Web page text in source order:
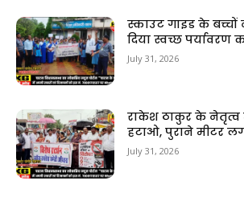
स्काउट गाइड के
दिया स्वच्छ पर्यावरण
July 31, 2026
राकेश ठाकुर के नेतृत्व
हटाओ, पुराने मीटर
July 31, 2026